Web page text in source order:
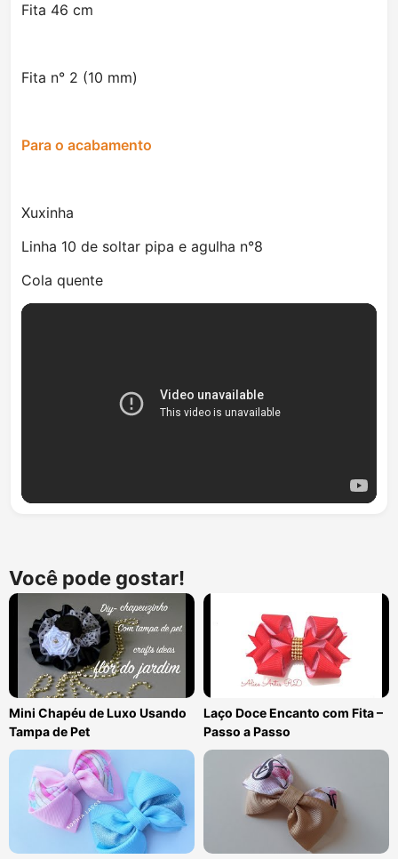
Fita 46 cm
Fita n° 2 (10 mm)
Para o acabamento
Xuxinha
Linha 10 de soltar pipa e agulha n°8
Cola quente
Você pode gostar!
Mini Chapéu de Luxo Usando
Tampa de Pet
Laço Doce Encanto com Fita –
Passo a Passo